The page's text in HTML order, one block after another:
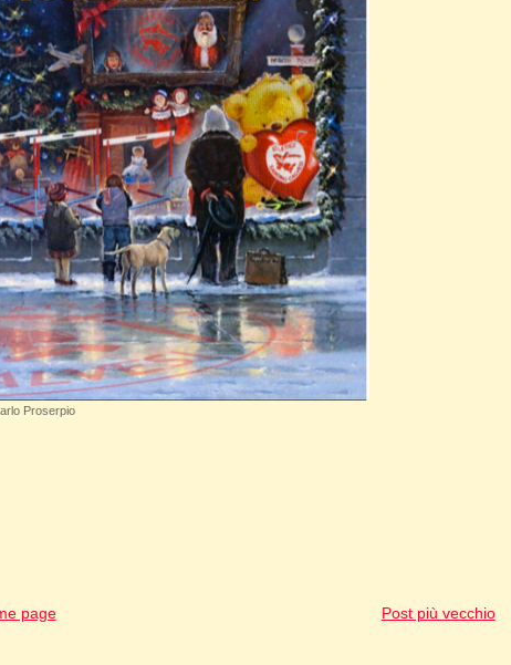
Proserpio
Post più vecchio
page